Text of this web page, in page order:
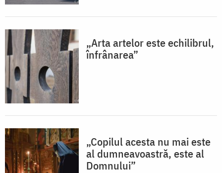
„Arta artelor este echilibrul,
înfrânarea”
„Copilul acesta nu mai este
al dumneavoastră, este al
Domnului”